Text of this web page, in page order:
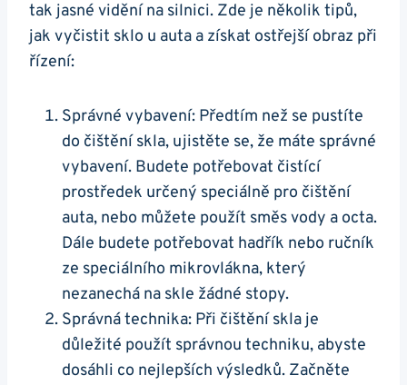
tak ​jasné vidění na silnici. ⁣Zde je několik tipů,
jak ⁣vyčistit sklo‍ u‍ auta⁤ a získat ostřejší obraz při
řízení:
Správné vybavení: Předtím než se pustíte
do čištění skla, ujistěte se, že máte správné
vybavení.‌ Budete potřebovat čistící
‌prostředek určený speciálně pro čištění
auta, nebo můžete použít‌ směs vody a octa.
Dále budete ‌potřebovat hadřík ⁣nebo ručník
ze speciálního mikrovlákna, který
nezanechá na skle žádné stopy.
Správná⁤ technika: ⁣Při čištění skla je
důležité použít správnou ‍techniku, abyste
dosáhli ⁤co⁣ nejlepších ​výsledků. Začněte